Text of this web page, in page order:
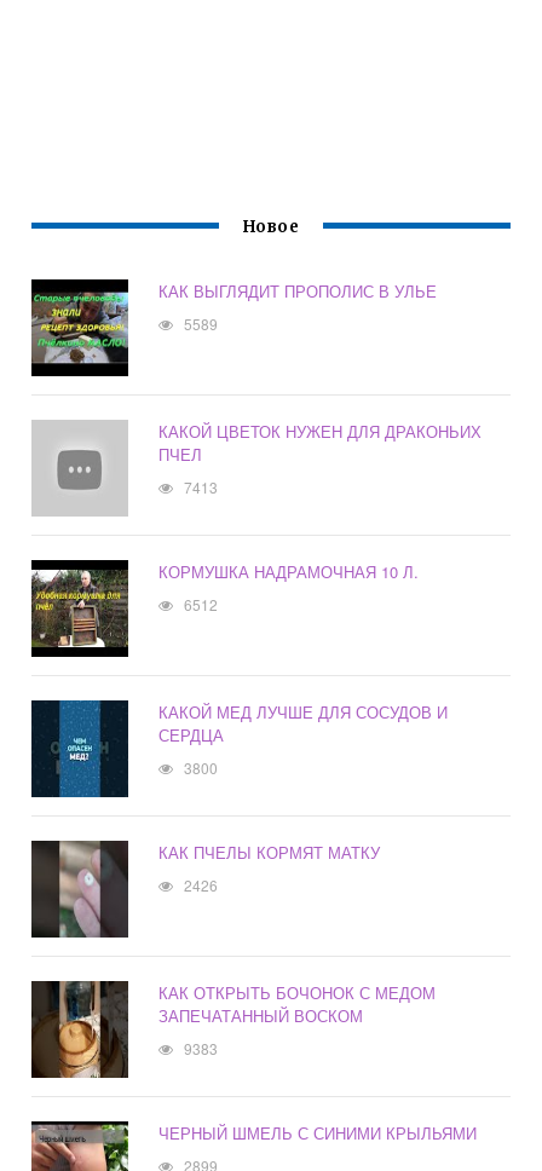
Новое
КАК ВЫГЛЯДИТ ПРОПОЛИС В УЛЬЕ
5589
КАКОЙ ЦВЕТОК НУЖЕН ДЛЯ ДРАКОНЬИХ
ПЧЕЛ
7413
КОРМУШКА НАДРАМОЧНАЯ 10 Л.
6512
КАКОЙ МЕД ЛУЧШЕ ДЛЯ СОСУДОВ И
СЕРДЦА
3800
КАК ПЧЕЛЫ КОРМЯТ МАТКУ
2426
КАК ОТКРЫТЬ БОЧОНОК С МЕДОМ
ЗАПЕЧАТАННЫЙ ВОСКОМ
9383
ЧЕРНЫЙ ШМЕЛЬ С СИНИМИ КРЫЛЬЯМИ
2899